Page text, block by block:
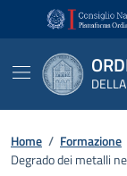
Vai ai contenuti
Vai al footer
Home / Formazione
Degrado dei metalli